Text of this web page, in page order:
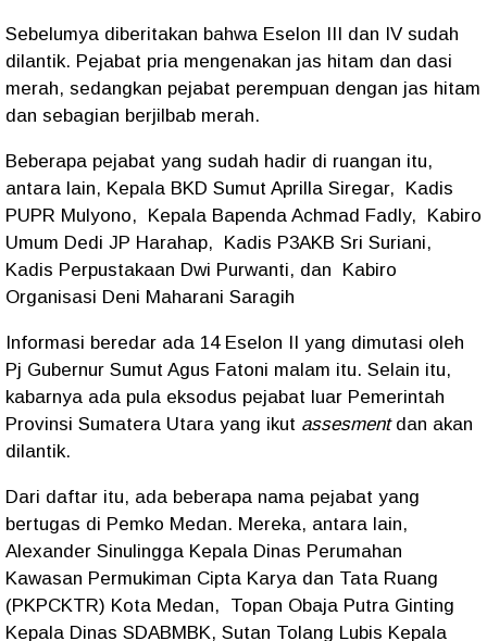
Sebelumya diberitakan bahwa Eselon III dan IV sudah
dilantik. Pejabat pria mengenakan jas hitam dan dasi
merah, sedangkan pejabat perempuan dengan jas hitam
dan sebagian berjilbab merah.
Beberapa pejabat yang sudah hadir di ruangan itu,
antara lain, Kepala BKD Sumut Aprilla Siregar,
Kadis
PUPR Mulyono,
Kepala Bapenda Achmad Fadly,
Kabiro
Umum Dedi JP Harahap,
Kadis P3AKB Sri Suriani,
Kadis Perpustakaan Dwi Purwanti, dan
Kabiro
Organisasi Deni Maharani Saragih
Informasi beredar ada 14 Eselon II yang dimutasi oleh
Pj Gubernur Sumut Agus Fatoni malam itu. Selain itu,
kabarnya ada pula eksodus pejabat luar Pemerintah
Provinsi Sumatera Utara yang ikut assesment dan akan
dilantik.
Dari daftar itu, ada beberapa nama pejabat yang
bertugas di Pemko Medan. Mereka, antara lain,
Alexander Sinulingga Kepala Dinas Perumahan
Kawasan Permukiman Cipta Karya dan Tata Ruang
(PKPCKTR) Kota Medan,
Topan Obaja Putra Ginting
Kepala Dinas SDABMBK, Sutan Tolang Lubis Kepala